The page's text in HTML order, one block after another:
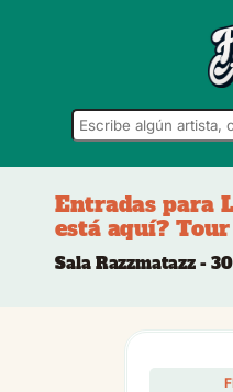
Entradas para
está aquí?
Sala Razzmatazz -